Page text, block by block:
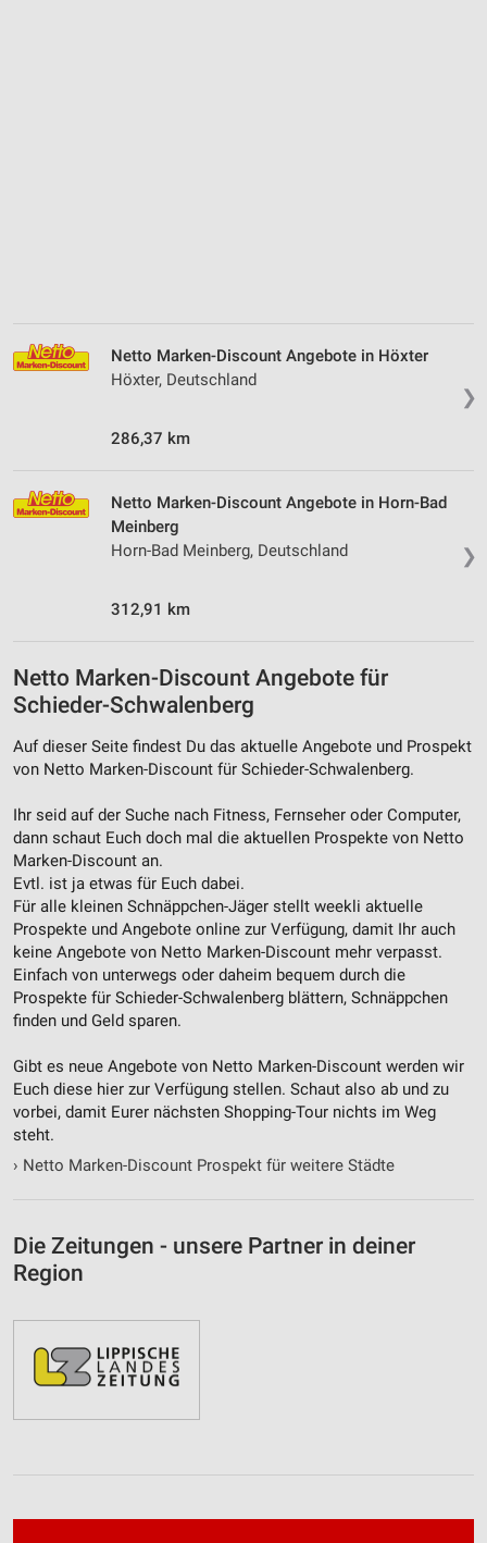
❯
Netto Marken-Discount Angebote in Höxter
Höxter, Deutschland
286,37 km
❯
Netto Marken-Discount Angebote in Horn-Bad
Meinberg
Horn-Bad Meinberg, Deutschland
312,91 km
Netto Marken-Discount Angebote für
Schieder-Schwalenberg
Auf dieser Seite findest Du das aktuelle Angebote und Prospekt
von Netto Marken-Discount für Schieder-Schwalenberg.
Ihr seid auf der Suche nach Fitness, Fernseher oder Computer,
dann schaut Euch doch mal die aktuellen Prospekte von Netto
Marken-Discount an.
Evtl. ist ja etwas für Euch dabei.
Für alle kleinen Schnäppchen-Jäger stellt weekli aktuelle
Prospekte und Angebote online zur Verfügung, damit Ihr auch
keine Angebote von Netto Marken-Discount mehr verpasst.
Einfach von unterwegs oder daheim bequem durch die
Prospekte für Schieder-Schwalenberg blättern, Schnäppchen
finden und Geld sparen.
Gibt es neue Angebote von Netto Marken-Discount werden wir
Euch diese hier zur Verfügung stellen. Schaut also ab und zu
vorbei, damit Eurer nächsten Shopping-Tour nichts im Weg
steht.
› Netto Marken-Discount Prospekt für weitere Städte
Die Zeitungen - unsere Partner in deiner
Region